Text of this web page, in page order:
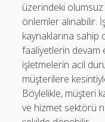
üzerindeki olumsuz
önlemler alınabilir.
kaynaklarına sahip
faaliyetlerin devam
işletmelerin acil
müşterilere
Böylelikle, müşteri
ve hizmet sektörü